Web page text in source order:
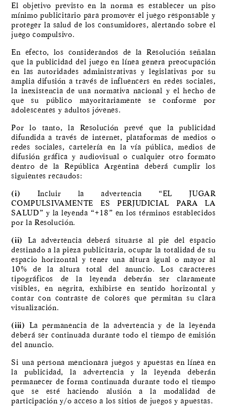
El objetivo previsto en la norma es establecer un piso
mínimo publicitario para promover el juego responsable y
proteger la salud de los consumidores, alertando sobre el
juego compulsivo.
En efecto, los considerandos de la Resolución señalan
que la publicidad del juego en línea genera preocupación
en las autoridades administrativas y legislativas por su
amplia difusión a través de influencers en redes sociales,
la inexistencia de una normativa nacional y el hecho de
que su público mayoritariamente se conforme por
adolescentes y adultos jóvenes.
Por lo tanto, la Resolución prevé que la publicidad
difundida a través de internet, plataformas de medios o
redes sociales, cartelería en la vía pública, medios de
difusión gráfica y audiovisual o cualquier otro formato
dentro de la República Argentina deberá cumplir los
siguientes recaudos:
(i) Incluir la advertencia “EL JUGAR
COMPULSIVAMENTE ES PERJUDICIAL PARA LA
SALUD” y la leyenda “+18” en los términos establecidos
por la Resolución.
(ii) La advertencia deberá situarse al pie del espacio
destinado a la pieza publicitaria, ocupar la totalidad de su
espacio horizontal y tener una altura igual o mayor al
10% de la altura total del anuncio. Los caracteres
tipográficos de la leyenda deberán ser claramente
visibles, en negrita, exhibirse en sentido horizontal y
contar con contraste de colores que permitan su clara
visualización.
(iii) La permanencia de la advertencia y de la leyenda
deberá ser continuada durante todo el tiempo de emisión
del anuncio.
Si una persona mencionara juegos y apuestas en línea en
la publicidad, la advertencia y la leyenda deberán
permanecer de forma continuada durante todo el tiempo
que se esté haciendo alusión a la modalidad de
participación y/o acceso a los sitios de juegos y apuestas.